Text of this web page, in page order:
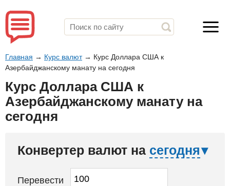
Главная → Курс валют→ Курс Доллара США к
Азербайджанскому манату на сегодня
Курс Доллара США к
Азербайджанскому манату на
сегодня
Конвертер валют на сегодня
Перевести